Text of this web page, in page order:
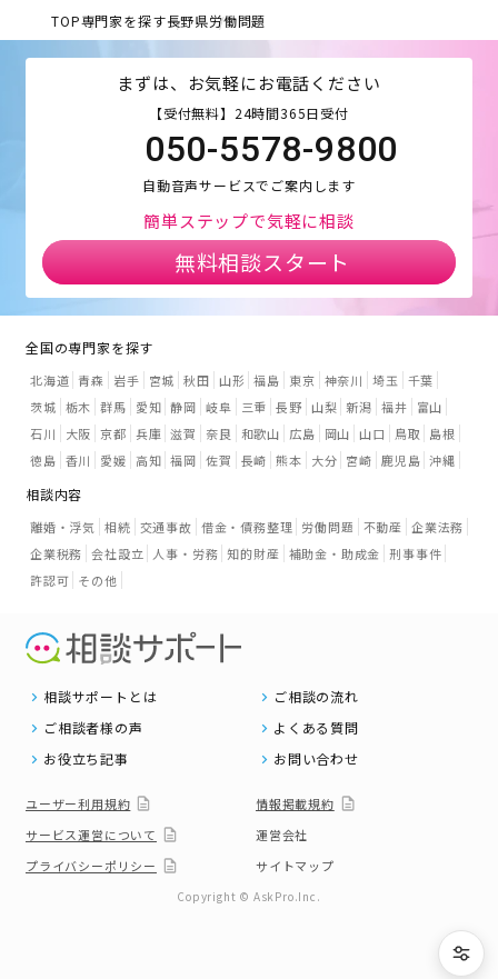
TOP専門家を探す長野県労働問題
まずは、お気軽にお電話ください
【受付無料】24時間365日受付
050-5578-9800
自動音声サービスでご案内します
簡単ステップで気軽に相談
無料相談スタート
全国の専門家を探す
北海道 青森 岩手 宮城 秋田 山形 福島 東京 神奈川 埼玉
千葉
茨城 栃木 群馬 愛知 静岡 岐阜 三重 長野 山梨 新潟 福井
富山
石川
大阪 京都 兵庫 滋賀 奈良 和歌山 広島 岡山 山口 鳥取
島根
徳島 香川 愛媛 高知 福岡 佐賀 長崎 熊本 大分 宮崎 鹿児島 沖縄
相談内容
離婚・浮気 相続 交通事故 借金・債務整理 労働問題 不動産 企業法務
企業税務 会社設立 人事・労務 知的財産 補助金・助成金 刑事事件
許認可 その他
相談サポートとは
ご相談の流れ
ご相談者様の声
よくある質問
お役立ち記事
お問い合わせ
ユーザー利用規約
情報掲載規約
サービス運営について
運営会社
プライバシーポリシー
サイトマップ
Copyright © AskPro.Inc.